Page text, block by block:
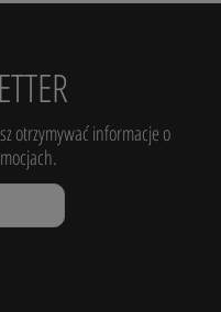
otrzymywać informacje o